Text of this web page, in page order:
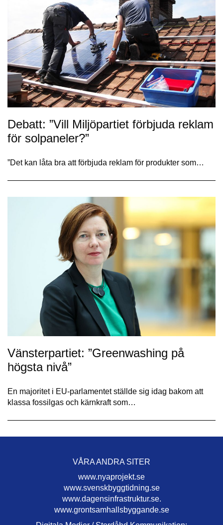
Debatt: ”Vill Miljöpartiet förbjuda reklam
för solpaneler?”
”Det kan låta bra att förbjuda reklam för produkter som…
Vänsterpartiet: ”Greenwashing på
högsta nivå”
En majoritet i EU-parlamentet ställde sig idag bakom att
klassa fossilgas och kärnkraft som…
VÅRA ANDRA SITER
www.nyaprojekt.se
www.svenskbyggtidning.se
www.dagensinfrastruktur.se.
www.grontsamhallsbyggande.se